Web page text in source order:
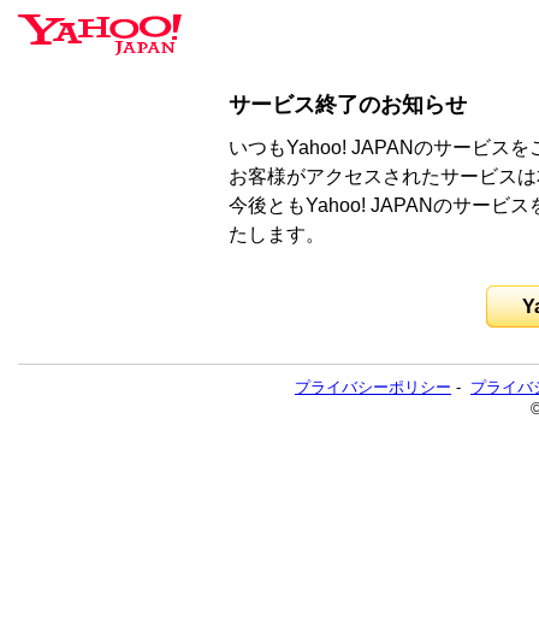
サービス終了のお知らせ
いつもYahoo! JAPANのサービス
お客様がアクセスされたサービス
今後ともYahoo! JAPANのサービ
たします。
プライバシーポリシー - プライバ